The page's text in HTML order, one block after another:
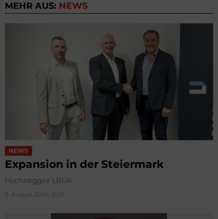
MEHR AUS: NEWS
NEWS
Expansion in der Steiermark
Hochnegger/ LBUA
5. August 2026, 16:57